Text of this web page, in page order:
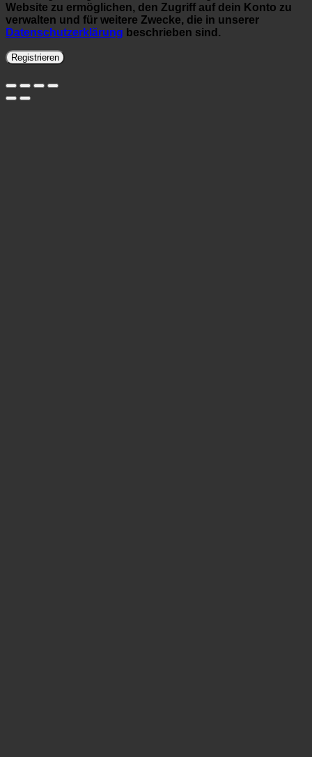
Website zu ermöglichen, den Zugriff auf dein Konto zu
verwalten und für weitere Zwecke, die in unserer
Datenschutzerklärung beschrieben sind.
Registrieren